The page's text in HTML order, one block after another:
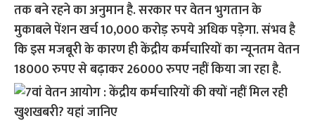
तक बने रहने का अनुमान है. सरकार पर वेतन भुगतान के
मुकाबले पेंशन खर्च 10,000 करोड़ रुपये अधिक पड़ेगा. संभव है
कि इस मजबूरी के कारण ही केंद्रीय कर्मचारियों का न्‍यूनतम वेतन
18000 रुपए से बढ़ाकर 26000 रुपए नहीं किया जा रहा है.